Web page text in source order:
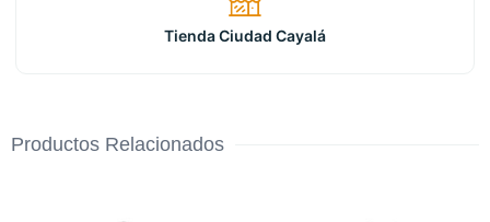
Tienda Ciudad Cayalá
Productos Relacionados